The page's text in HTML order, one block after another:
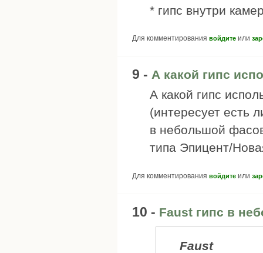
* гипс внутри
Для комментирования войдите или
9 - А какой гипс
А какой гипс
(интересует есть
в небольшой
типа Эпицент/
Для комментирования войдите или
10 - Faust гипс в
Faust